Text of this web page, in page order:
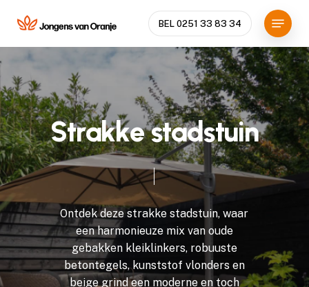
content
BEL 0251 33 83 34
Menu
Strakkestadstuin
Ontdek deze strakke stadstuin, waar
een harmonieuze mix van oude
gebakken kleiklinkers, robuuste
betontegels, kunststof vlonders en
beige grind een moderne en toch
Close
Menu